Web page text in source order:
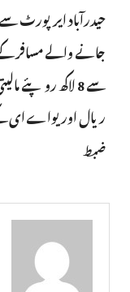
حیدرآباد ایرپورٹ
جانے والے مسافر
سے 8 لاکھ روپئے
ریال اور یواے ای
ضبط